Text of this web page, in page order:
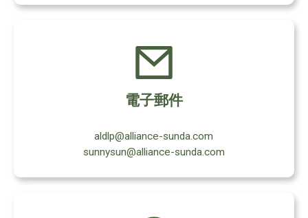
電子郵件
aldlp@alliance-sunda.com
sunnysun@alliance-sunda.com